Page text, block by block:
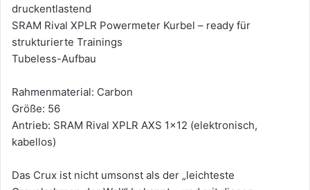
druckentlastend
SRAM Rival XPLR Powermeter Kurbel – ready für
strukturierte Trainings
Tubeless-Aufbau
Rahmenmaterial: Carbon
Größe: 56
Antrieb: SRAM Rival XPLR AXS 1x12 (elektronisch,
kabellos)
Das Crux ist nicht umsonst als der „leichteste